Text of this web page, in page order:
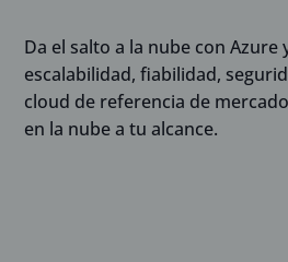
Da el salto a la nube con Azure
escalabilidad, fiabilidad,
cloud de referencia de
en la nube a tu alcance.